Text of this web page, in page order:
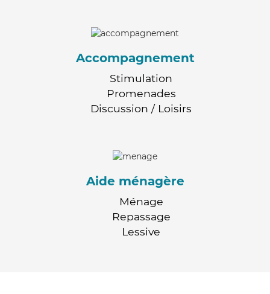
Accompagnement
Stimulation
Promenades
Discussion / Loisirs
Aide ménagère
Ménage
Repassage
Lessive